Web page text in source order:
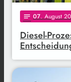
notes 07. August
Diesel-